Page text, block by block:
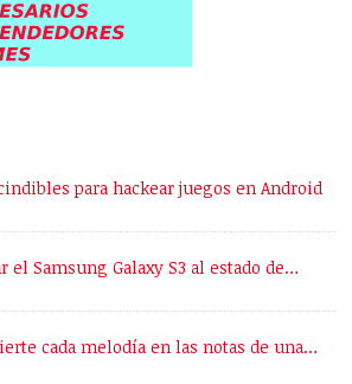
para hackear juegos en Android
el Samsung Galaxy S3 al estado de…
cada melodía en las notas de una…